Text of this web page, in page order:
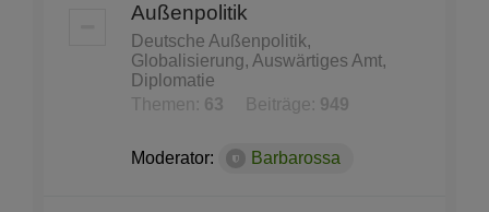
Außenpolitik
Deutsche Außenpolitik,
Globalisierung, Auswärtiges Amt,
Diplomatie
Themen: 63 Beiträge: 949
Moderator: Barbarossa